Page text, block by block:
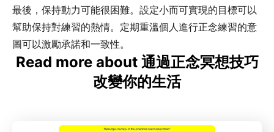
最後，保持動力可能很困難。設定小而可實現的目標可以
幫助保持對練習的熱情。定期重溫個人進行正念練習的意
圖可以激勵承諾和一致性。
Read more about 通過正念冥想技巧
改變你的生活